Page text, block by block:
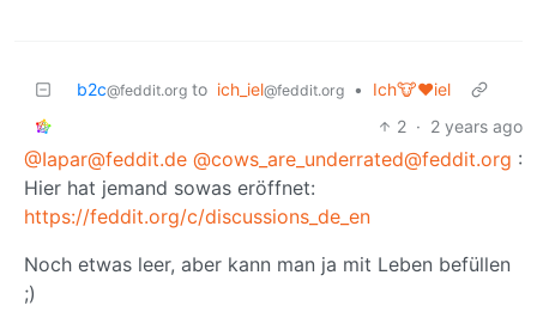
b2c@feddit.org to ich_iel@feddit.org •
Ich🐮♥️iel
2 · 2 years ago
@Iapar@feddit.de @cows_are_underrated@feddit.org :
Hier hat jemand sowas eröffnet:
https://feddit.org/c/discussions_de_en
Noch etwas leer, aber kann man ja mit Leben befüllen
;)